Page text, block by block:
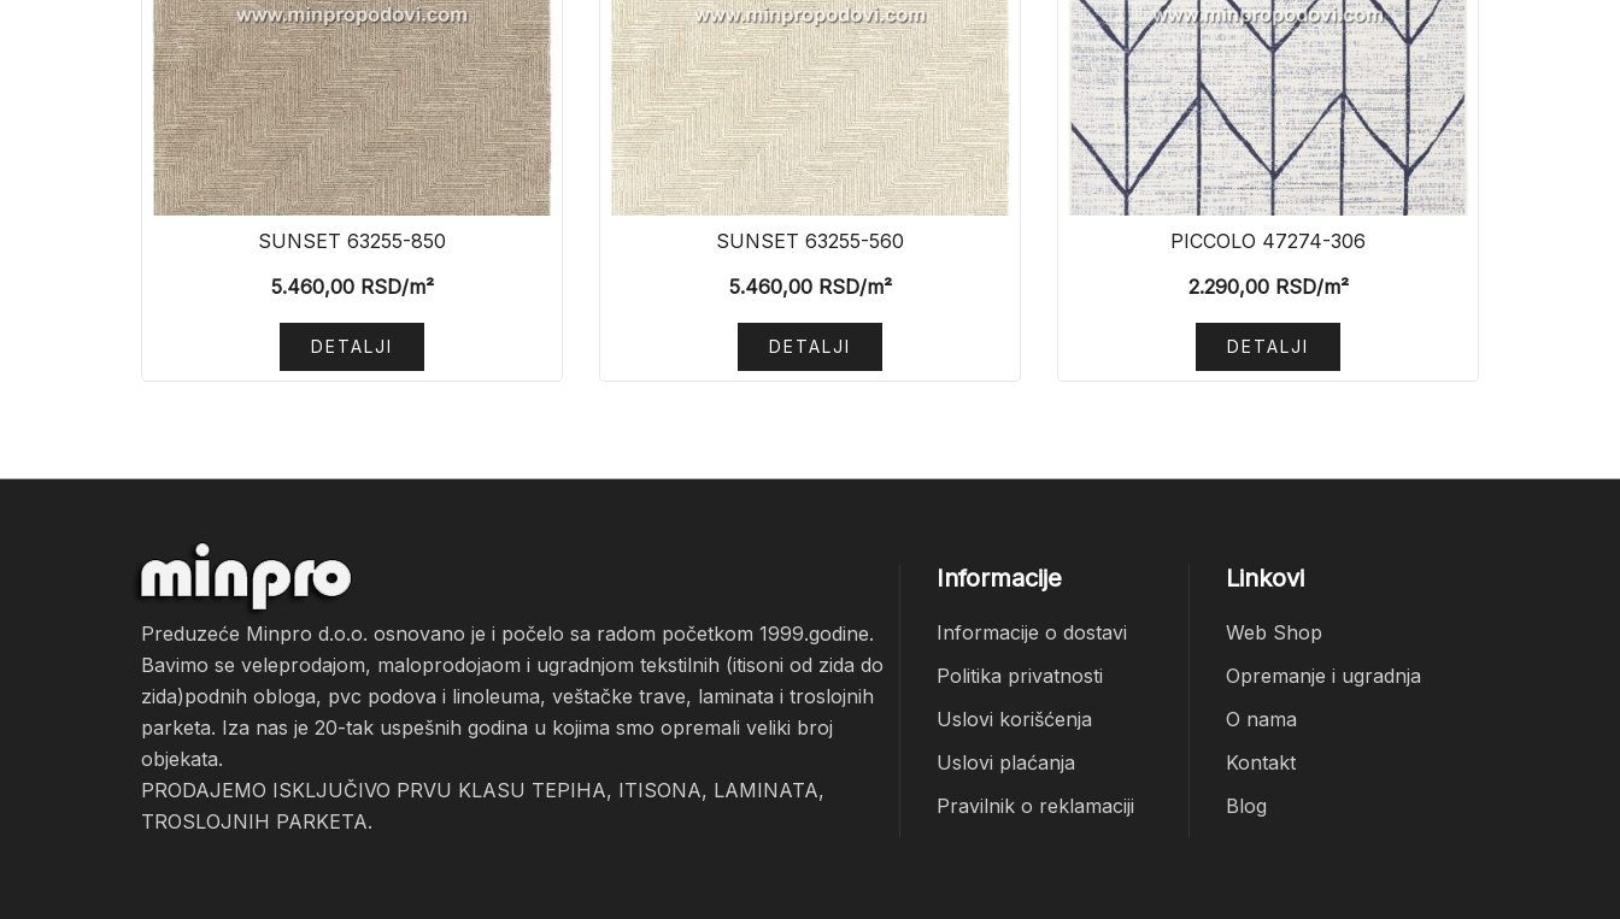
SUNSET 63255-850
5.460,00RSD/m²
DETALJI
SUNSET 63255-560
5.460,00RSD/m²
DETALJI
PICCOLO 47274-306
2.290,00RSD/m²
DETALJI
Preduzeće Minpro d.o.o. osnovano je i počelo sa radom početkom 1999.godine.
Bavimo se veleprodajom, maloprodojaom i ugradnjom tekstilnih (itisoni od zida do
zida)podnih obloga, pvc podova i linoleuma, veštačke trave, laminata i troslojnih
parketa. Iza nas je 20-tak uspešnih godina u kojima smo opremali veliki broj
objekata.
PRODAJEMO ISKLJUČIVO PRVU KLASU TEPIHA, ITISONA, LAMINATA,
TROSLOJNIH PARKETA.
Informacije
Informacije o dostavi
Politika privatnosti
Uslovi korišćenja
Uslovi plaćanja
Pravilnik o reklamaciji
Linkovi
Web Shop
Opremanje i ugradnja
O nama
Kontakt
Blog